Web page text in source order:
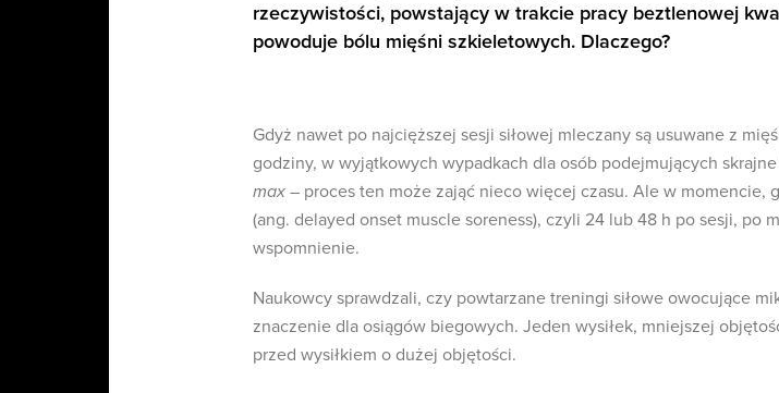
rzeczywistości, powstający w trakcie pracy beztlenowej
powoduje bólu mięśni szkieletowych. Dlaczego?
Gdyż nawet po najcięższej sesji siłowej mleczany są usuwane z
godziny, w wyjątkowych wypadkach dla osób podejmujących
max – proces ten może zająć nieco więcej czasu. Ale w momencie,
(ang. delayed onset muscle soreness), czyli 24 lub 48 h po sesji, po
wspomnienie.
Naukowcy sprawdzali, czy powtarzane treningi siłowe owocujące
znaczenie dla osiągów biegowych. Jeden wysiłek, mniejszej
przed wysiłkiem o dużej objętości.